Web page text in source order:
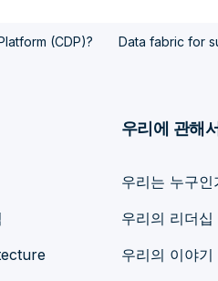
(CDP)? Data fabric for
우리에 관해서
우리는 누구인
우리의 리더십
우리의 이야기